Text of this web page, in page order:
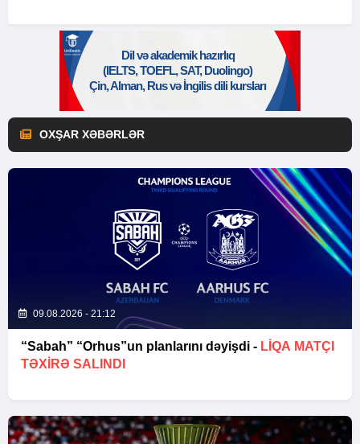
OXŞAR XƏBƏRLƏR
09.08.2026 - 21:12
“Sabah” “Orhus”un planlarını dəyişdi - LIQA MATÇI
TƏXIRƏ SALINDI